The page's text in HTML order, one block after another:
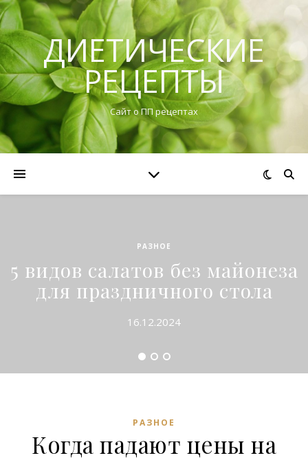
ДИЕТИЧЕСКИЕ
РЕЦЕПТЫ
Сайт о ПП рецептах
РАЗНОЕ
5 видов салатов без майонеза
для праздничного стола
16.12.2024
РАЗНОЕ
Когда падают цены на